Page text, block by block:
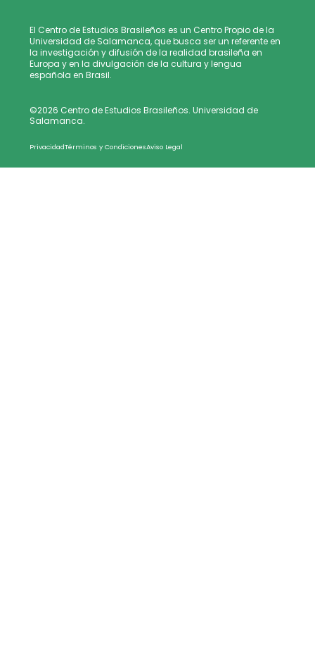
El Centro de Estudios Brasileños es un Centro Propio de la
Universidad de Salamanca, que busca ser un referente en
la investigación y difusión de la realidad brasileña en
Europa y en la divulgación de la cultura y lengua
española en Brasil.
©2026 Centro de Estudios Brasileños. Universidad de
Salamanca.
PrivacidadTérminos y CondicionesAviso Legal